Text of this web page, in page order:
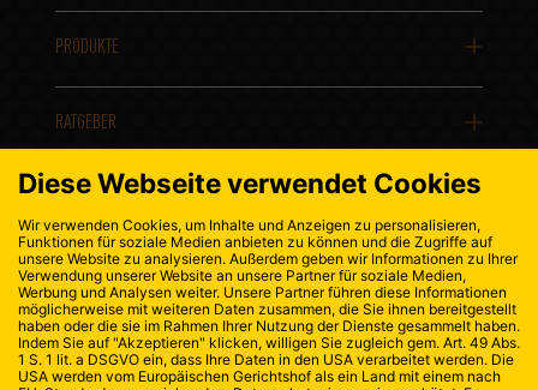
PRODUKTE
RATGEBER
KONTAKT
DATENSCHUTZ
IMPRESSUM